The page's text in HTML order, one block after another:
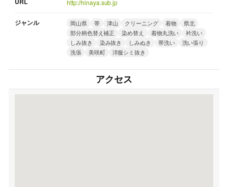
http://hinaya.sub.jp
ジャンル 岡山県 帯 津山 クリーニング 着物
県北
部分柄色替え補正
染め替え 着物丸洗い
衿洗い
しみ抜き
染み抜き しみぬき 帯洗い
洗い張り
洗張
美咲町 洋服シミ抜き
アクセス